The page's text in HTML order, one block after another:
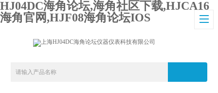
HJ04DC海角论坛,海角社区下载,HJCA16
海角官网,HJF08海角论坛IOS